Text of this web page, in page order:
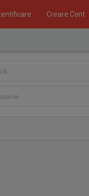
Creare Cont